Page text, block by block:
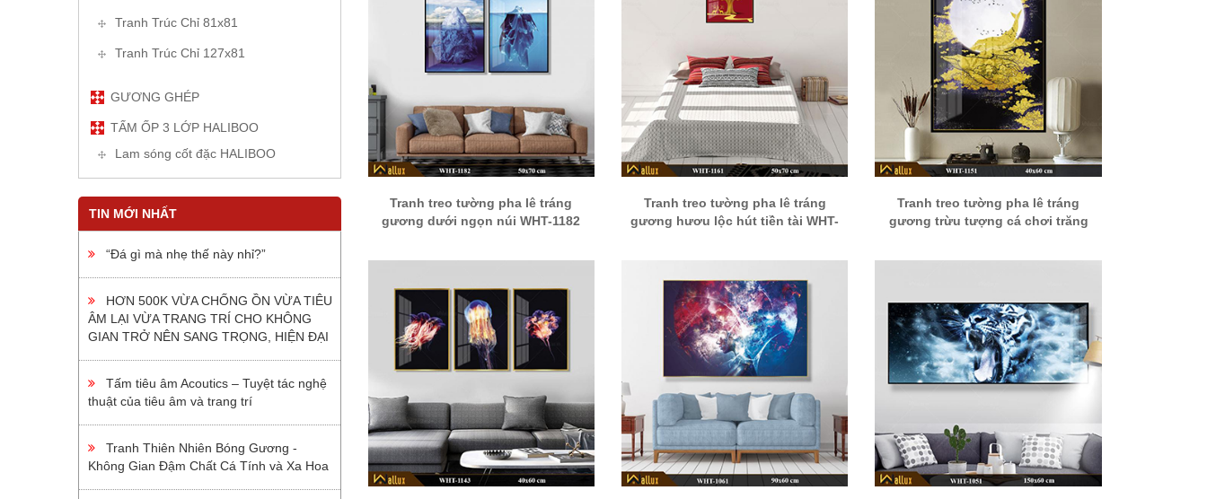
Tranh Trúc Chỉ 81x81
Tranh Trúc Chỉ 127x81
GƯƠNG GHÉP
TẤM ỐP 3 LỚP HALIBOO
Lam sóng cốt đặc HALIBOO
TIN MỚI NHẤT
“Đá gì mà nhẹ thế này nhỉ?”
HƠN 500K VỪA CHỐNG ỒN VỪA TIÊU
ÂM LẠI VỪA TRANG TRÍ CHO KHÔNG
GIAN TRỞ NÊN SANG TRỌNG, HIỆN ĐẠI
Tấm tiêu âm Acoutics – Tuyệt tác nghệ
thuật của tiêu âm và trang trí
Tranh Thiên Nhiên Bóng Gương -
Không Gian Đậm Chất Cá Tính và Xa Hoa
Tranh treo tường pha lê tráng
gương dưới ngọn núi WHT-1182
Tranh treo tường pha lê tráng
gương hươu lộc hút tiền tài WHT-
Tranh treo tường pha lê tráng
gương trừu tượng cá chơi trăng